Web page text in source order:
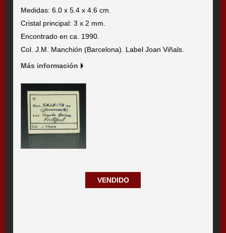
Medidas: 6.0 x 5.4 x 4.6 cm.
Cristal principal: 3 x 2 mm.
Encontrado en ca. 1990.
Col. J.M. Manchión (Barcelona). Label Joan Viñals.
Más información
VENDIDO